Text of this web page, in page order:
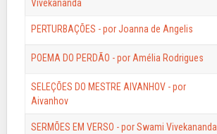
Vivekananda
PERTURBAÇÕES - por Joanna de Angelis
POEMA DO PERDÃO - por Amélia Rodrigues
SELEÇÕES DO MESTRE AIVANHOV - por
Aivanhov
SERMÕES EM VERSO - por Swami Vivekananda